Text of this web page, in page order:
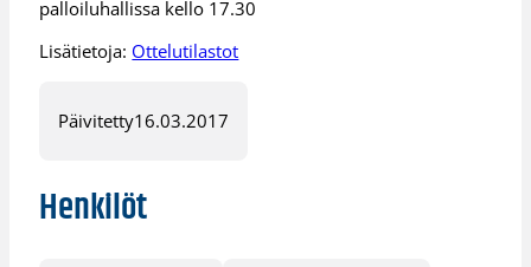
palloiluhallissa kello 17.30
Lisätietoja: Ottelutilastot
Päivitetty16.03.2017
Henkilöt